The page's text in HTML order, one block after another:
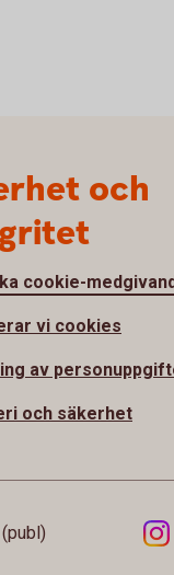
och
cookie-
vi cookies
av
och säkerhet